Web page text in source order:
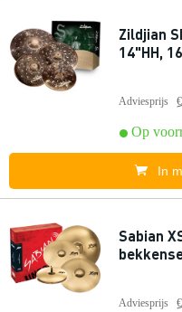
Zildjian
14"HH,
Adviesprijs
Op
In
Sabian
Adviesprijs